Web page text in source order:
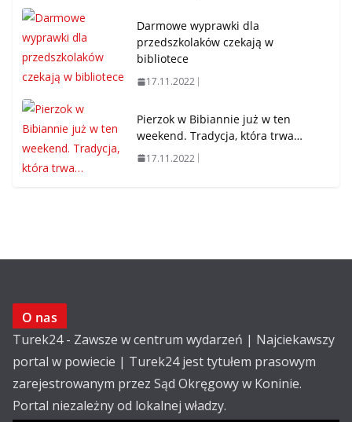
Darmowe wyprawki dla
przedszkolaków czekają w
bibliotece
17.11.2022
Pierzok w Bibiannie już w ten
weekend. Tradycja, która trwa…
17.11.2022
O nas
Turek24 - Zawsze w centrum wydarzeń | Najciekawszy
portal w powiecie | Turek24 jest tytułem prasowym
zarejestrowanym przez Sąd Okręgowy w Koninie.
Portal niezależny od lokalnej władzy.